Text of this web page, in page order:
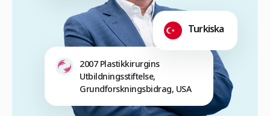
Turkiska
2007 Plastikkirurgins
Utbildningsstiftelse,
Grundforskningsbidrag, USA